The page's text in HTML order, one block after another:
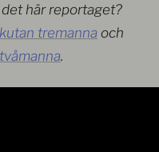
här reportaget?
tremanna och
.